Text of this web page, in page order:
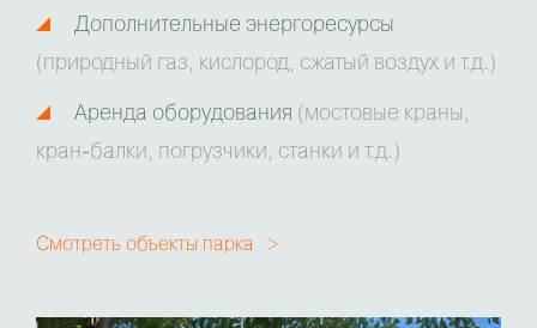
Дополнительные энергоресурсы
(природный газ, кислород, сжатый воздух и т.д.)
Аренда оборудования (мостовые краны,
кран-балки, погрузчики, станки и т.д.)
Смотреть объекты парка